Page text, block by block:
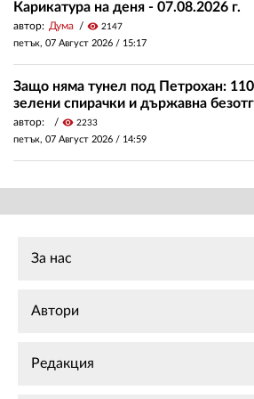
Карикатура на деня - 07.08.2026 г.
автор: Дума visibility 2147
петък, 07 Август 2026 / 15:17
Защо няма тунел под Петрохан:
зелени спирачки и държавна
автор: visibility 2233
петък, 07 Август 2026 / 14:59
За нас
Автори
Редакция